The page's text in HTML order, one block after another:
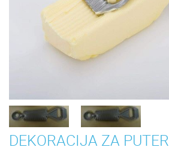
DEKORACIJA ZA PUTER